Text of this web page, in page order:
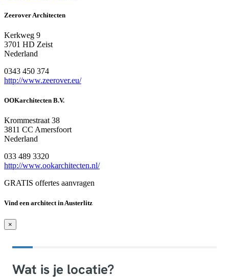
Zeerover Architecten
Kerkweg 9
3701 HD Zeist
Nederland
0343 450 374
http://www.zeerover.eu/
OOKarchitecten B.V.
Krommestraat 38
3811 CC Amersfoort
Nederland
033 489 3320
http://www.ookarchitecten.nl/
GRATIS offertes aanvragen
Vind een architect in Austerlitz
×